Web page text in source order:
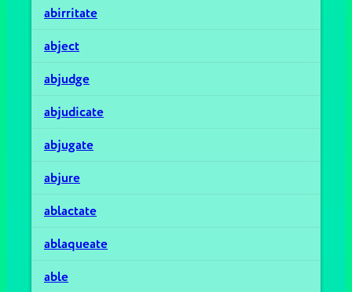
abirritate
abject
abjudge
abjudicate
abjugate
abjure
ablactate
ablaqueate
able